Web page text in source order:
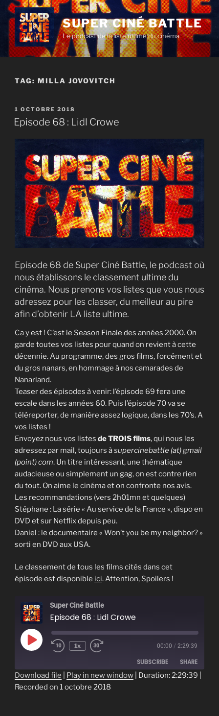
Aller
contenu
principal
SUPER CINÉ BATTLE
Le podcast de la liste ultime du cinéma
TAG: MILLA JOVOVITCH
PUBLIÉ
LE
1 OCTOBRE 2018
Episode 68 : Lidl Crowe
Episode 68 de Super Ciné Battle, le podcast où
nous établissons le classement ultime du
cinéma. Nous prenons vos listes que vous nous
adressez pour les classer, du meilleur au pire
afin d’obtenir LA liste ultime.
Ca y est ! C’est le Season Finale des années 2000. On
garde toutes vos listes pour quand on revient à cette
décennie. Au programme, des gros films, forcément et
du gros nanars, en hommage à nos camarades de
Nanarland.
Teaser des épisodes à venir: l’épisode 69 fera une
escale dans les années 60. Puis l’épisode 70 va se
téléreporter, de manière assez logique, dans les 70’s. A
vos listes !
Envoyez nous vos listes de TROIS films, qui nous les
adressez par mail, toujours àsupercinebattle (at) gmail
(point) com. Un titre intéressant, une thématique
audacieuse ou simplement un gag, on est contre rien
du tout. On aime le cinéma et on confronte nos avis.
Les recommandations (vers 2h01mn et quelques)
Stéphane : La série « Au service de la France », dispo en
DVD et sur Netflix depuis peu.
Daniel : le documentaire « Won’t you be my neighbor? »
sorti en DVD aux USA.
Le classement de tous les films cités dans cet
épisode est disponible ici. Attention, Spoilers !
Super Ciné Battle
Episode 68 : Lidl Crowe
Play
Episode
1x 00:00 / 2:29:39
SUBSCRIBE SHARE
SHARE
Download file Play in new window Duration: 2:29:39
Recorded on 1 octobre 2018